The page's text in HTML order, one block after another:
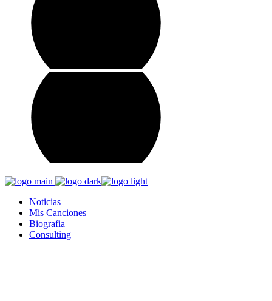
Noticias
Mis Canciones
Biografia
Consulting